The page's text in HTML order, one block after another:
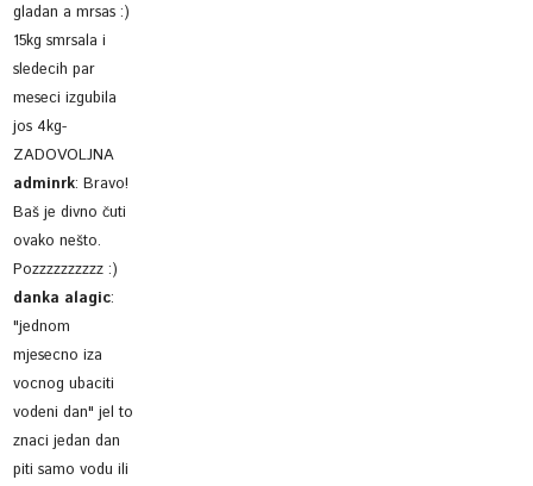
gladan a mrsas :)
15kg smrsala i
sledecih par
meseci izgubila
jos 4kg-
ZADOVOLJNA
adminrk:Bravo!
Baš je divno čuti
ovako nešto.
Pozzzzzzzzzz :)
danka alagic:
"jednom
mjesecno iza
vocnog ubaciti
vodeni dan" jel to
znaci jedan dan
piti samo vodu ili